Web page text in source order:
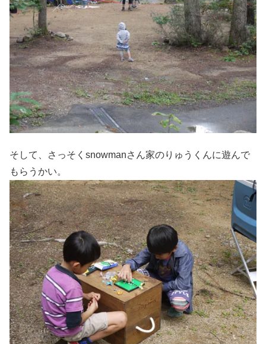
そして、さっそくsnowmanさん家のりゅうくんに遊んで
もらうかい。